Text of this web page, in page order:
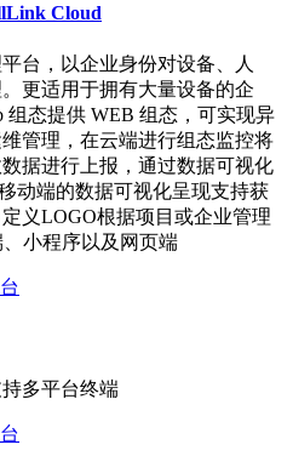
Cloud
台，以企业身份对设备、人
更适用于拥有大量设备的企
组态提供 WEB 组态，可实现异
管理，在云端进行组态监控将
据进行上报，通过数据可视化
动端的数据可视化呈现支持获
义LOGO根据项目或企业管理
小程序以及网页端
多平台终端